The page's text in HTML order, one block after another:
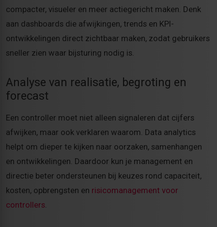
compacter, visueler en meer actiegericht maken. Denk
aan dashboards die afwijkingen, trends en KPI-
ontwikkelingen direct zichtbaar maken, zodat gebruikers
sneller zien waar bijsturing nodig is.
Analyse van realisatie, begroting en
forecast
Een controller moet niet alleen signaleren dat cijfers
afwijken, maar ook verklaren waarom. Data analytics
helpt om dieper te kijken naar oorzaken, samenhangen
en ontwikkelingen. Daardoor kun je management en
directie beter ondersteunen bij keuzes rond capaciteit,
kosten, opbrengsten en risicomanagement voor
controllers